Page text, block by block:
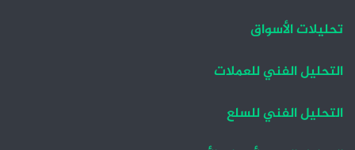
تحليلات الأسواق
التحليل الفني للعملات
التحليل الفني للسلع